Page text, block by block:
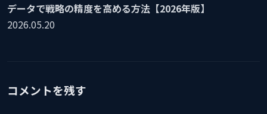
データで戦略の精度を高める方法【2026年版】
2026.05.20
コメントを残す